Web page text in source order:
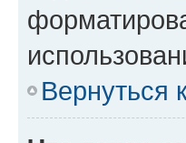
Вернуться